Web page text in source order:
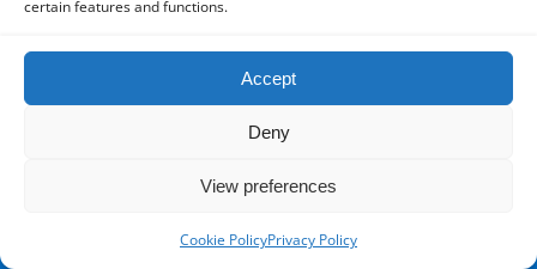
certain features and functions.
Accept
Deny
View preferences
Cookie PolicyPrivacy Policy